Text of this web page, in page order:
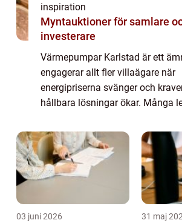
inspiration
Myntauktioner för samlare
investerare
Värmepumpar Karlstad är ett
engagerar allt fler villaägare när
energipriserna svänger och
hållbara lösningar ökar. Många
samtidigt som inomhusklimatet
jämnt och...
03 juni 2026 31 maj